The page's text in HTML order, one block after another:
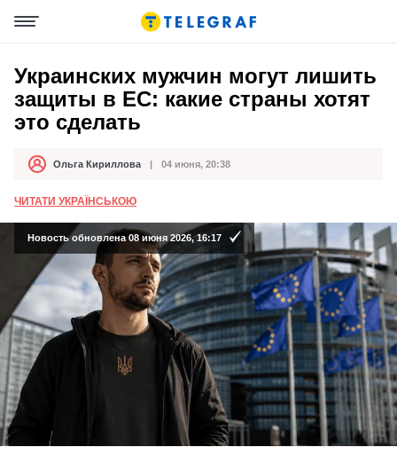
Украинских мужчин могут лишить
защиты в ЕС: какие страны хотят
это сделать
АвторОльга Кириллова
Дата публикации 04 июня, 20:38
ЧИТАТИ УКРАЇНСЬКОЮ
Новость обновлена 08 июня 2026, 16:17